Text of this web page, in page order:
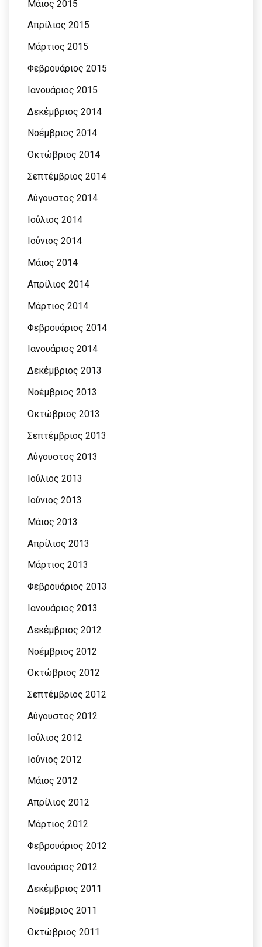
Μάιος 2015
Απρίλιος 2015
Μάρτιος 2015
Φεβρουάριος 2015
Ιανουάριος 2015
Δεκέμβριος 2014
Νοέμβριος 2014
Οκτώβριος 2014
Σεπτέμβριος 2014
Αύγουστος 2014
Ιούλιος 2014
Ιούνιος 2014
Μάιος 2014
Απρίλιος 2014
Μάρτιος 2014
Φεβρουάριος 2014
Ιανουάριος 2014
Δεκέμβριος 2013
Νοέμβριος 2013
Οκτώβριος 2013
Σεπτέμβριος 2013
Αύγουστος 2013
Ιούλιος 2013
Ιούνιος 2013
Μάιος 2013
Απρίλιος 2013
Μάρτιος 2013
Φεβρουάριος 2013
Ιανουάριος 2013
Δεκέμβριος 2012
Νοέμβριος 2012
Οκτώβριος 2012
Σεπτέμβριος 2012
Αύγουστος 2012
Ιούλιος 2012
Ιούνιος 2012
Μάιος 2012
Απρίλιος 2012
Μάρτιος 2012
Φεβρουάριος 2012
Ιανουάριος 2012
Δεκέμβριος 2011
Νοέμβριος 2011
Οκτώβριος 2011